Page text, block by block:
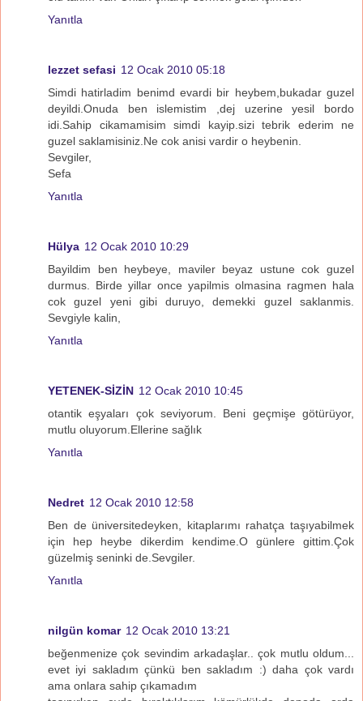
Yanıtla
lezzet sefasi 12 Ocak 2010 05:18
Simdi hatirladim benimd evardi bir heybem,bukadar guzel
deyildi.Onuda ben islemistim ,dej uzerine yesil bordo
idi.Sahip cikamamisim simdi kayip.sizi tebrik ederim ne
guzel saklamisiniz.Ne cok anisi vardir o heybenin.
Sevgiler,
Sefa
Yanıtla
Hülya 12 Ocak 2010 10:29
Bayildim ben heybeye, maviler beyaz ustune cok guzel
durmus. Birde yillar once yapilmis olmasina ragmen hala
cok guzel yeni gibi duruyo, demekki guzel saklanmis.
Sevgiyle kalin,
Yanıtla
YETENEK-SİZİN 12 Ocak 2010 10:45
otantik eşyaları çok seviyorum. Beni geçmişe götürüyor,
mutlu oluyorum.Ellerine sağlık
Yanıtla
Nedret 12 Ocak 2010 12:58
Ben de üniversitedeyken, kitaplarımı rahatça taşıyabilmek
için hep heybe dikerdim kendime.O günlere gittim.Çok
güzelmiş seninki de.Sevgiler.
Yanıtla
nilgün komar 12 Ocak 2010 13:21
beğenmenize çok sevindim arkadaşlar.. çok mutlu oldum...
evet iyi sakladım çünkü ben sakladım :) daha çok vardı
ama onlara sahip çıkamadım